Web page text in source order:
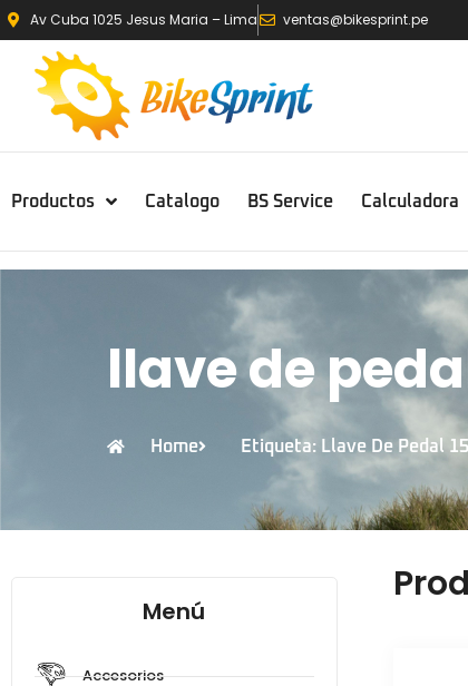
Av Cuba 1025 Jesus Maria – Lima ventas@bikesprint.pe
Productos Catalogo BS Service Calculadora
llave de
Home Etiqueta: Llave De Pedal
Menú
Accesorios